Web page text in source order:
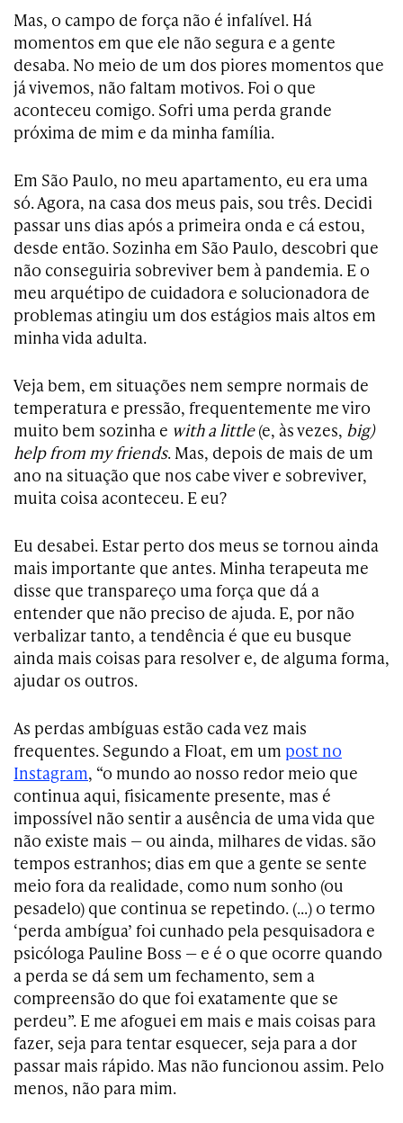
Mas, o campo de força não é infalível. Há
momentos em que ele não segura e a gente
desaba. No meio de um dos piores momentos que
já vivemos, não faltam motivos. Foi o que
aconteceu comigo. Sofri uma perda grande
próxima de mim e da minha família.
Em São Paulo, no meu apartamento, eu era uma
só. Agora, na casa dos meus pais, sou três. Decidi
passar uns dias após a primeira onda e cá estou,
desde então. Sozinha em São Paulo, descobri que
não conseguiria sobreviver bem à pandemia. E o
meu arquétipo de cuidadora e solucionadora de
problemas atingiu um dos estágios mais altos em
minha vida adulta.
Veja bem, em situações nem sempre normais de
temperatura e pressão, frequentemente me viro
muito bem sozinha e with a little(e, às vezes, big)
help from my friends. Mas, depois de mais de um
ano na situação que nos cabe viver e sobreviver,
muita coisa aconteceu. E eu?
Eu desabei. Estar perto dos meus se tornou ainda
mais importante que antes. Minha terapeuta me
disse que transpareço uma força que dá a
entender que não preciso de ajuda. E, por não
verbalizar tanto, a tendência é que eu busque
ainda mais coisas para resolver e, de alguma forma,
ajudar os outros.
As perdas ambíguas estão cada vez mais
frequentes. Segundo a Float, em um post no
Instagram, “o mundo ao nosso redor meio que
continua aqui, fisicamente presente, mas é
impossível não sentir a ausência de uma vida que
não existe mais — ou ainda, milhares de vidas. são
tempos estranhos; dias em que a gente se sente
meio fora da realidade, como num sonho (ou
pesadelo) que continua se repetindo. (…) o termo
‘perda ambígua’ foi cunhado pela pesquisadora e
psicóloga Pauline Boss — e é o que ocorre quando
a perda se dá sem um fechamento, sem a
compreensão do que foi exatamente que se
perdeu”. E me afoguei em mais e mais coisas para
fazer, seja para tentar esquecer, seja para a dor
passar mais rápido. Mas não funcionou assim. Pelo
menos, não para mim.